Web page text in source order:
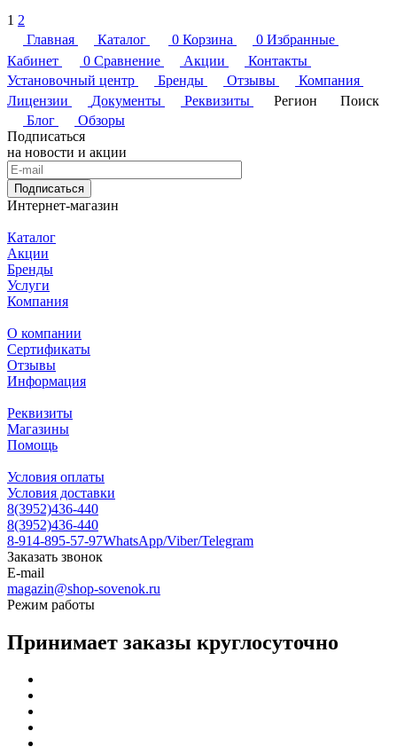
1 2
Главная
Каталог 0 Корзина 0 Избранные
Кабинет
0 Сравнение Акции
Контакты
Установочный центр
Бренды Отзывы
Компания
Лицензии
Документы Реквизиты Регион
Поиск
Блог
Обзоры
Подписаться
на новости и акции
Подписаться
Интернет-магазин
Каталог
Акции
Бренды
Услуги
Компания
О компании
Сертификаты
Отзывы
Информация
Реквизиты
Магазины
Помощь
Условия оплаты
Условия доставки
8(3952)436-440
8(3952)436-440
8-914-895-57-97WhatsApp/Viber/Telegram
Заказать звонок
E-mail
magazin@shop-sovenok.ru
Режим работы
Принимает заказы круглосуточно